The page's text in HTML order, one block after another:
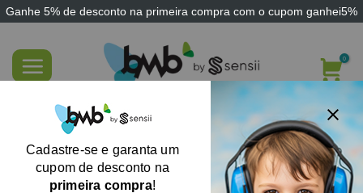
Ganhe 5% de desconto na primeira compra com o cupom ganhei5%
content
Órtese Dinâmica Ativa AFO Step-On AFO
100 / MEDIAL para Síndrome do Pé
Caído, Pé Equino
Cadastre-se e garanta um
cupom de desconto na
primeira compra!